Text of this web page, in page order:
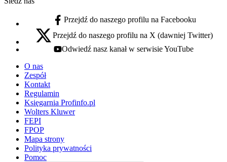
facebook - otwiera się w nowej karcie
Przejdź do naszego profilu na Facebooku
x - otwiera się w nowej karcie
Przejdź do naszego profilu na X (dawniej Twitter)
youtube - otwiera się w nowej karcie
Odwiedź nasz kanał w serwisie YouTube
O nas
Zespół
Kontakt
Regulamin
Księgarnia Profinfo.pl
Wolters Kluwer
FEPI
FPOP
Mapa strony
Polityka prywatności
Pomoc